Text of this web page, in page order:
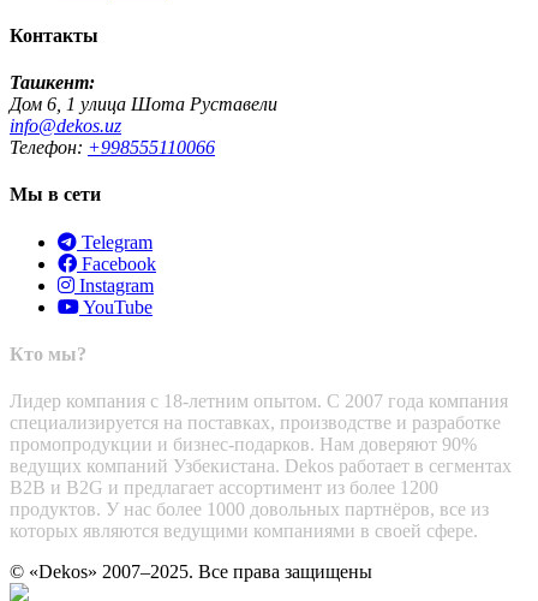
Контакты
Ташкент:
Дом 6, 1 улица Шота Руставели
info@dekos.uz
Телефон: +998555110066
Мы в сети
Telegram
Facebook
Instagram
YouTube
Кто мы?
Лидер компания с 18-летним опытом. С 2007 года компания
специализируется на поставках, производстве и разработке
промопродукции и бизнес-подарков. Нам доверяют 90%
ведущих компаний Узбекистана. Dekos работает в сегментах
B2B и B2G и предлагает ассортимент из более 1200
продуктов. У нас более 1000 довольных партнёров, все из
которых являются ведущими компаниями в своей сфере.
© «Dekos» 2007–2025. Все права защищены